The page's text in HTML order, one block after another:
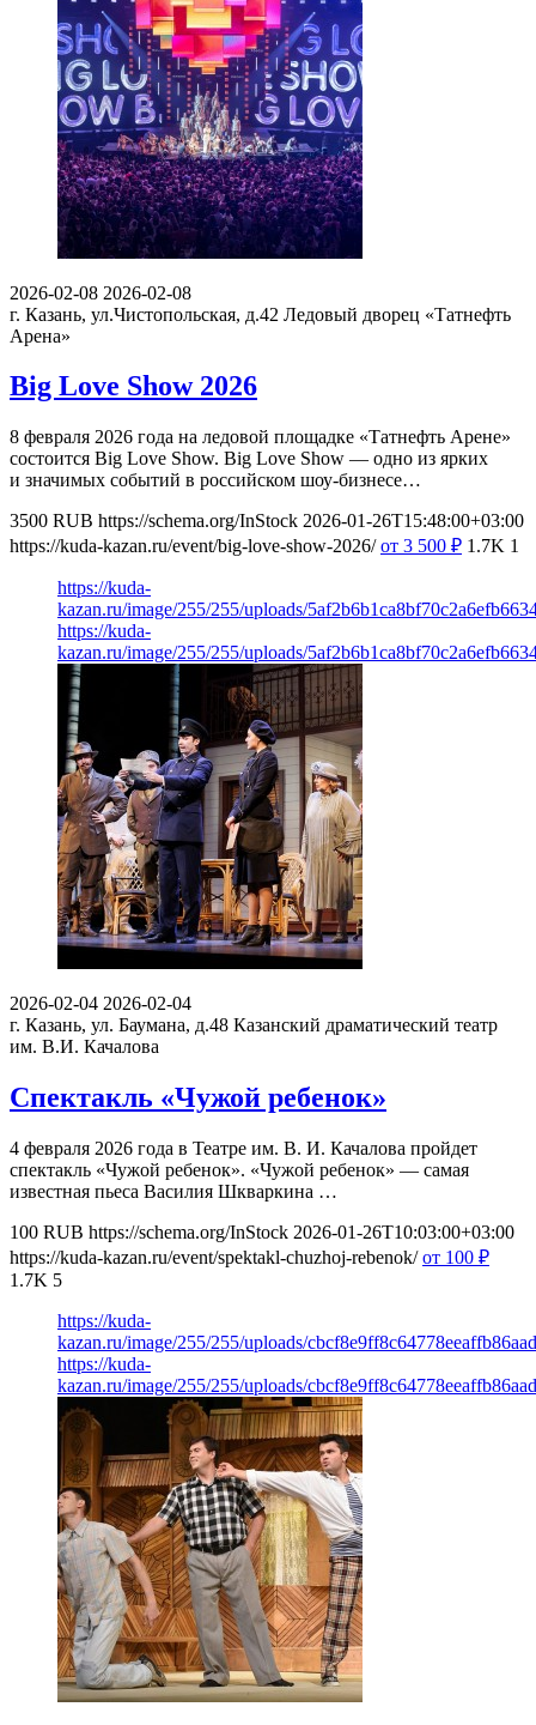
2026-02-08 2026-02-08
г. Казань, ул.Чистопольская, д.42 Ледовый дворец «Татнефть
Арена»
Big Love Show 2026
8 февраля 2026 года на ледовой площадке «Татнефть Арене»
состоится Big Love Show. Big Love Show — одно из ярких
и значимых событий в российском шоу-бизнесе…
3500 RUB https://schema.org/InStock 2026-01-26T15:48:00+03:00
https://kuda-kazan.ru/event/big-love-show-2026/ от 3 500 ₽ 1.7K 1
https://kuda-
kazan.ru/image/255/255/uploads/
https://kuda-
kazan.ru/image/255/255/uploads/
2026-02-04 2026-02-04
г. Казань, ул. Баумана, д.48 Казанский драматический театр
им. В.И. Качалова
Спектакль «Чужой ребенок»
4 февраля 2026 года в Театре им. В. И. Качалова пройдет
спектакль «Чужой ребенок». «Чужой ребенок» — самая
известная пьеса Василия Шкваркина …
100 RUB https://schema.org/InStock 2026-01-26T10:03:00+03:00
https://kuda-kazan.ru/event/spektakl-chuzhoj-rebenok/ от 100 ₽
1.7K 5
https://kuda-
kazan.ru/image/255/255/uploads/
https://kuda-
kazan.ru/image/255/255/uploads/